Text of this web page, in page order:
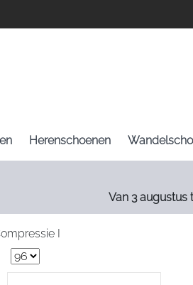
Herenschoenen
Van 3 augustus
I